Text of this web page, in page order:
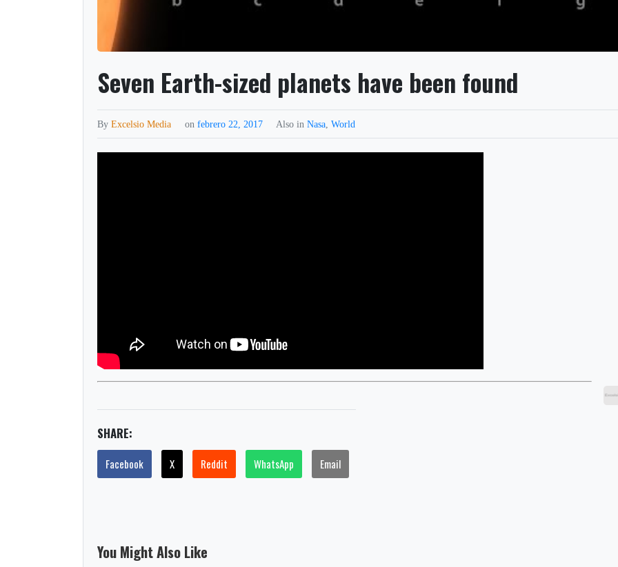
Seven Earth-sized planets have been found
ByExcelsio Media onfebrero 22, 2017 Also inNasa ,World
SHARE:
Facebook X Reddit WhatsApp Email
You Might Also Like